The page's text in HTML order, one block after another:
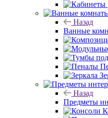
Назад
Ванные
Назад
Предметы